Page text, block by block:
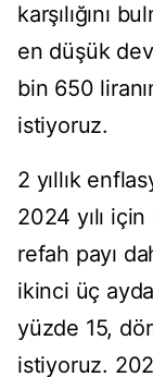
karşılığını
en düşük
bin 650
istiyoruz.
2 yıllık
2024 yılı
refah payı
ikinci üç
yüzde 15,
istiyoruz.